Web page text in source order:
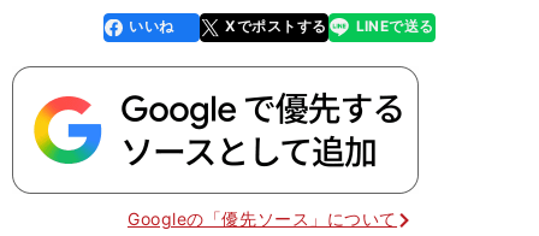
faceboo
k
いいね Xでポストする
line LINEで送る
Googleの「優先ソース」について